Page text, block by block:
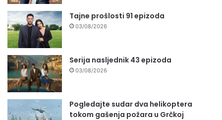
Tajne prošlosti 91 epizoda
03/08/2026
Serija nasljednik 43 epizoda
03/08/2026
Pogledajte sudar dva helikoptera
tokom gašenja požara u Grčkoj